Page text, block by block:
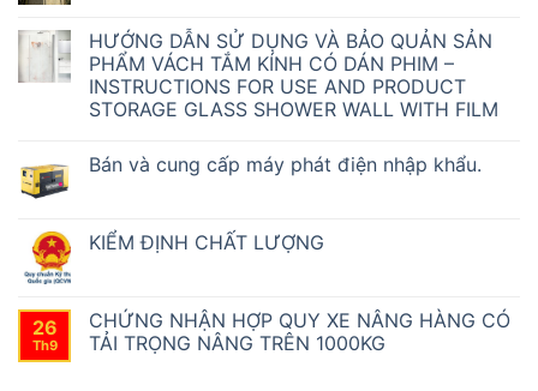
bình
luận
ở
Sơn
đá
tự
có
chọn
nhà
của
bạn?
HƯỚNG DẪN SỬ DỤNG VÀ BẢO QUẢN SẢN
PHẨM VÁCH TẮM KÍNH CÓ DÁN PHIM –
INSTRUCTIONS FOR USE AND PRODUCT
STORAGE GLASS SHOWER WALL WITH FILM
bình
DẪN
SỬ
QUẢN
SẢN
PHẨM
VÁCH
Bán và cung cấp máy phát điện nhập khẩu.
luận
ở
cấp
máy
phát
KIỂM ĐỊNH CHẤT LƯỢNG
luận
ở
KIỂM
26
Th9
CHỨNG NHẬN HỢP QUY XE NÂNG HÀNG CÓ
TẢI TRỌNG NÂNG TRÊN 1000KG